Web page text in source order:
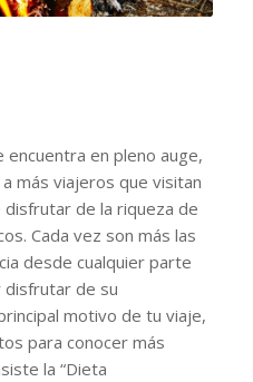
en pleno auge,
más viajeros que visitan
de la riqueza de
Cada vez son más las
desde cualquier parte
disfrutar de su
motivo de tu viaje,
para conocer más
la “Dieta